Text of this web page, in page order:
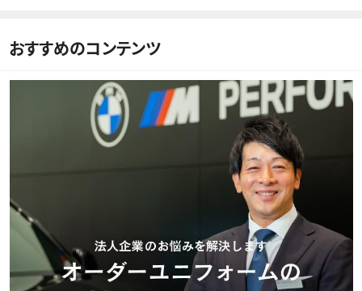
おすすめのコンテンツ